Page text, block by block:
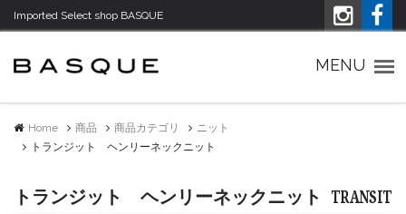
Imported Select shop BASQUE
MENU
Home 商品 商品カテゴリ
ニット
トランジット ヘンリーネックニット
トランジット ヘンリーネックニット TRANSIT